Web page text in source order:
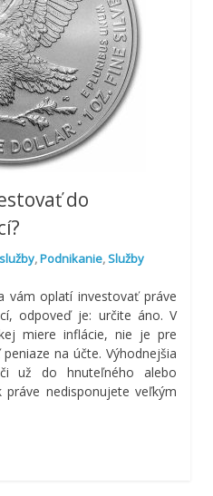
do
,Podnikanie,Služby
vám oplatí investovať práve
odpoveď je: určite áno. V
miere inflácie, nie je pre
na účte. Výhodnejšia
už do hnuteľného alebo
nedisponujete veľkým